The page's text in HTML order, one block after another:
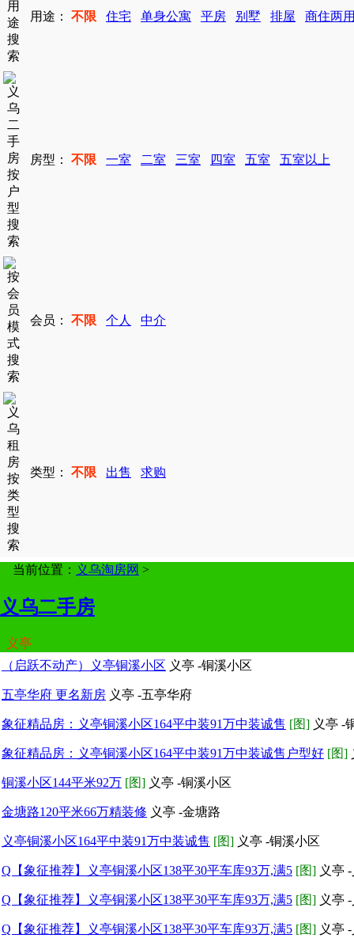
用途： 不限 住宅 单身公寓 平房 别墅 排屋 商住两
房型： 不限 一室 二室 三室 四室 五室 五室以上
会员： 不限 个人 中介
类型： 不限 出售 求购
当前位置： 义乌淘房网 >
义乌二手房
义亭
（启跃不动产）义亭铜溪小区 义亭 -铜溪小区
五亭华府 更名新房 义亭 -五亭华府
象征精品房：义亭铜溪小区164平中装91万中装诚售 [图] 义亭 -
象征精品房：义亭铜溪小区164平中装91万中装诚售户型好 [图]
铜溪小区144平米92万 [图] 义亭 -铜溪小区
金塘路120平米66万精装修 义亭 -金塘路
义亭铜溪小区164平中装91万中装诚售 [图] 义亭 -铜溪小区
Q【象征推荐】义亭铜溪小区138平30平车库93万,满5 [图] 义亭
Q【象征推荐】义亭铜溪小区138平30平车库93万,满5 [图] 义亭
Q【象征推荐】义亭铜溪小区138平30平车库93万,满5 [图] 义亭